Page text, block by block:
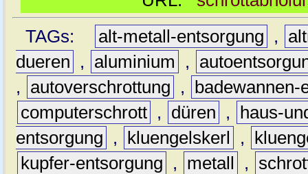
TAGs:
alt-metall-entsorgung ,
dueren
, aluminium ,
,
autoverschrottung ,
badewannen-
computerschrott , düren ,
haus-
entsorgung
, kluengelskerl ,
kupfer-entsorgung
, metall ,